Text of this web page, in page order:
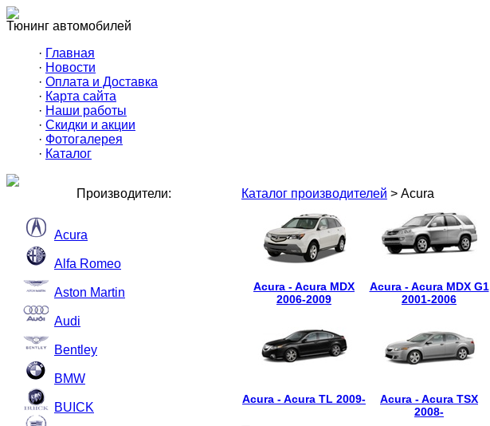
Тюнинг автомобилей
· Главная
· Новости
· Оплата и Доставка
· Карта сайта
· Наши работы
· Скидки и акции
· Фотогалерея
· Каталог
Производители:
Acura
Alfa Romeo
Aston Martin
Audi
Bentley
BMW
BUICK
Каталог производителей > Acura
Acura - Acura MDX
2006-2009
Acura - Acura MDX G1
2001-2006
Acura - Acura TL 2009-
Acura - Acura TSX
2008-